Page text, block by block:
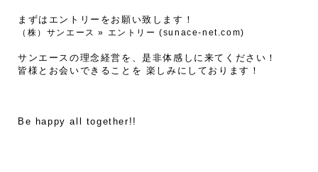
まずはエントリーをお願い致します！
（株）サンエース » エントリー (sunace-net.com)
サンエースの理念経営を、是非体感しに来てください！
皆様とお会いできることを 楽しみにしております！
Be happy all together!!